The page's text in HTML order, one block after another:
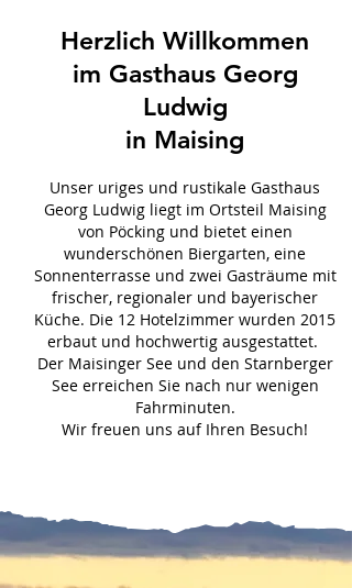
Herzlich Willkommen
im Gasthaus Georg
Ludwig
in Maising
Unser uriges und rustikale Gasthaus
Georg Ludwig liegt im Ortsteil Maising
von Pöcking und bietet einen
wunderschönen Biergarten, eine
Sonnenterrasse und zwei Gasträume mit
frischer, regionaler und bayerischer
Küche. Die 12 Hotelzimmer wurden 2015
erbaut und hochwertig ausgestattet.
Der Maisinger See und den Starnberger
See erreichen Sie nach nur wenigen
Fahrminuten.
Wir freuen uns auf Ihren Besuch!